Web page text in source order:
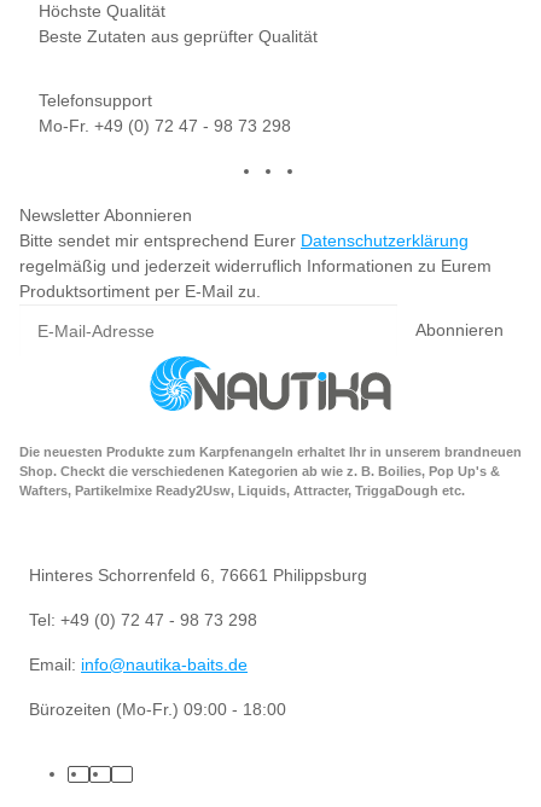
Höchste Qualität
Beste Zutaten aus geprüfter Qualität
Telefonsupport
Mo-Fr. +49 (0) 72 47 - 98 73 298
Newsletter Abonnieren
Bitte sendet mir entsprechend Eurer Datenschutzerklärung
regelmäßig und jederzeit widerruflich Informationen zu Eurem
Produktsortiment per E-Mail zu.
Abonnieren
Die neuesten Produkte zum Karpfenangeln erhaltet Ihr in unserem brandneuen
Shop. Checkt die verschiedenen Kategorien ab wie z. B. Boilies, Pop Up's &
Wafters, Partikelmixe Ready2Usw, Liquids, Attracter, TriggaDough etc.
Hinteres Schorrenfeld 6, 76661 Philippsburg
Tel: +49 (0) 72 47 - 98 73 298
Email: info@nautika-baits.de
Bürozeiten (Mo-Fr.) 09:00 - 18:00